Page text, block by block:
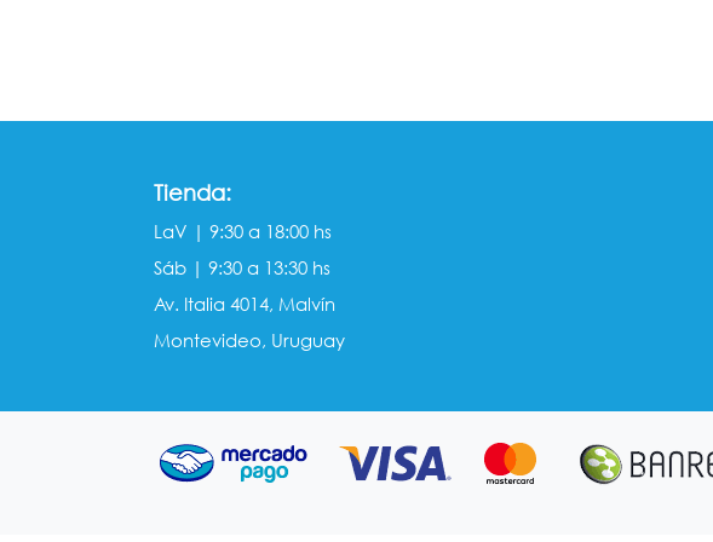
Tienda:
LaV | 9:30 a 18:00 hs
Sáb | 9:30 a 13:30 hs
Av. Italia 4014, Malvín
Montevideo, Uruguay